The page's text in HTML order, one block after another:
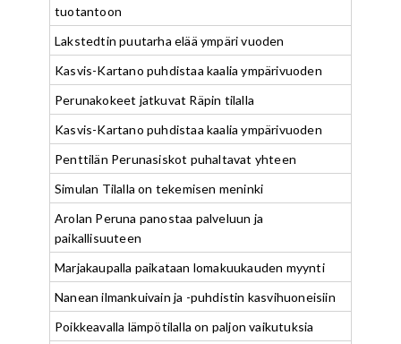
tuotantoon
Lakstedtin puutarha elää ympäri vuoden
Kasvis-Kartano puhdistaa kaalia ympärivuoden
Perunakokeet jatkuvat Räpin tilalla
Kasvis-Kartano puhdistaa kaalia ympärivuoden
Penttilän Perunasiskot puhaltavat yhteen
Simulan Tilalla on tekemisen meninki
Arolan Peruna panostaa palveluun ja
paikallisuuteen
Marjakaupalla paikataan lomakuukauden myynti
Nanean ilmankuivain ja -puhdistin kasvihuoneisiin
Poikkeavalla lämpötilalla on paljon vaikutuksia